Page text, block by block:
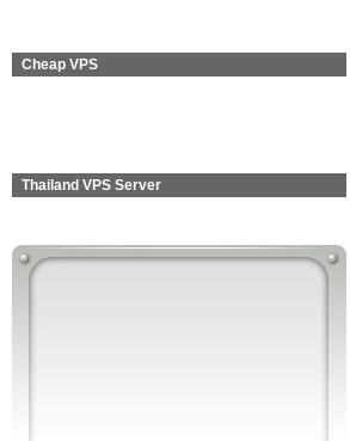
Cheap VPS
Thailand VPS Server